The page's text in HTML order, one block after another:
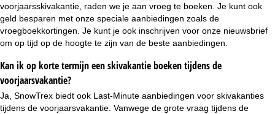
voorjaarsskivakantie, raden we je aan vroeg te boeken. Je kunt ook
geld besparen met onze speciale aanbiedingen zoals de
vroegboekkortingen. Je kunt je ook inschrijven voor onze nieuwsbrief
om op tijd op de hoogte te zijn van de beste aanbiedingen.
Kan ik op korte termijn een skivakantie boeken tijdens de
voorjaarsvakantie?
Ja, SnowTrex biedt ook Last-Minute aanbiedingen voor skivakanties
tijdens de voorjaarsvakantie. Vanwege de grote vraag tijdens de